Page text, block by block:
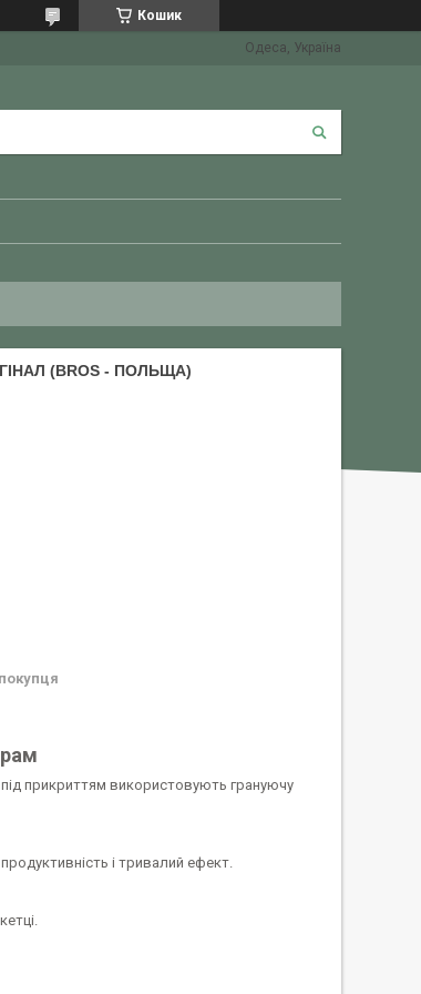
Кошик
Одеса, Україна
(BROS - ПОЛЬЩА)
прикриттям використовують грануючу
і тривалий ефект.